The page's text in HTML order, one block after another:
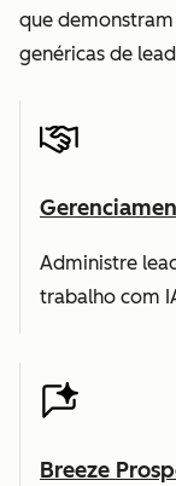
que demonstram
genéricas de
Administre
trabalho com
Breeze